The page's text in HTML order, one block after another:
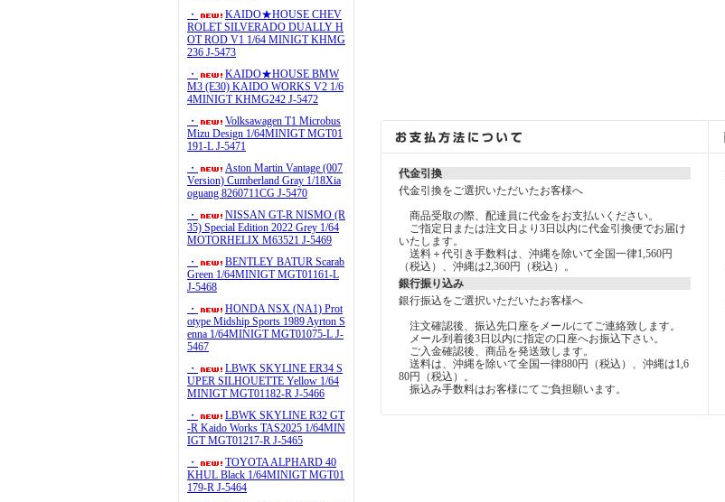
・
KAIDO★HOUSE CHEV
ROLET SILVERADO DUALLY H
OT ROD V1 1/64 MINIGT KHMG
236 J-5473
・
KAIDO★HOUSE BMW
M3 (E30) KAIDO WORKS V2 1/6
4MINIGT KHMG242 J-5472
・
Volksawagen T1 Microbus
Mizu Design 1/64MINIGT MGT01
191-L J-5471
・
Aston Martin Vantage (007
Version) Cumberland Gray 1/18Xia
oguang 8260711CG J-5470
・
NISSAN GT-R NISMO (R
35) Special Edition 2022 Grey 1/64
MOTORHELIX M63521 J-5469
・
BENTLEY BATUR Scarab
Green 1/64MINIGT MGT01161-L
J-5468
・
HONDA NSX (NA1) Prot
otype Midship Sports 1989 Ayrton S
enna 1/64MINIGT MGT01075-L J-
5467
・
LBWK SKYLINE ER34 S
UPER SILHOUETTE Yellow 1/64
MINIGT MGT01182-R J-5466
・
LBWK SKYLINE R32 GT
-R Kaido Works TAS2025 1/64MIN
IGT MGT01217-R J-5465
・
TOYOTA ALPHARD 40
KHUL Black 1/64MINIGT MGT01
179-R J-5464
代金引換
代金引換をご選択いただいたお客様へ
商品受取の際、配達員に代金をお支払いください。
ご指定日または注文日より3日以内に代金引換便でお届け
いたします。
送料＋代引き手数料は、沖縄を除いて全国一律1,560円
（税込）、沖縄は2,360円（税込）。
銀行振り込み
銀行振込をご選択いただいたお客様へ
注文確認後、振込先口座をメールにてご連絡致します。
メール到着後3日以内に指定の口座へお振込下さい。
ご入金確認後、商品を発送致します。
送料は、沖縄を除いて全国一律880円（税込）、沖縄は1,6
80円（税込）。
振込み手数料はお客様にてご負担願います。